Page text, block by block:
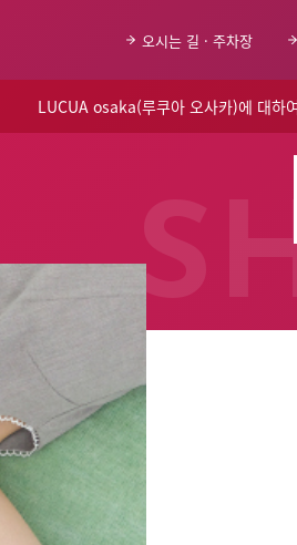
오시는 길 · 주차장
LUCUA osaka(루쿠아 오사카)에 대하